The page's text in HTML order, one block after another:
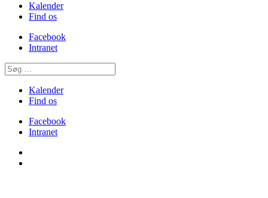
Kalender
Find os
Facebook
Intranet
Kalender
Find os
Facebook
Intranet